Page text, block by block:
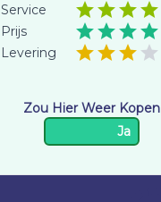
Service
Prijs
Levering
Zou Hier Weer Kopen
Ja